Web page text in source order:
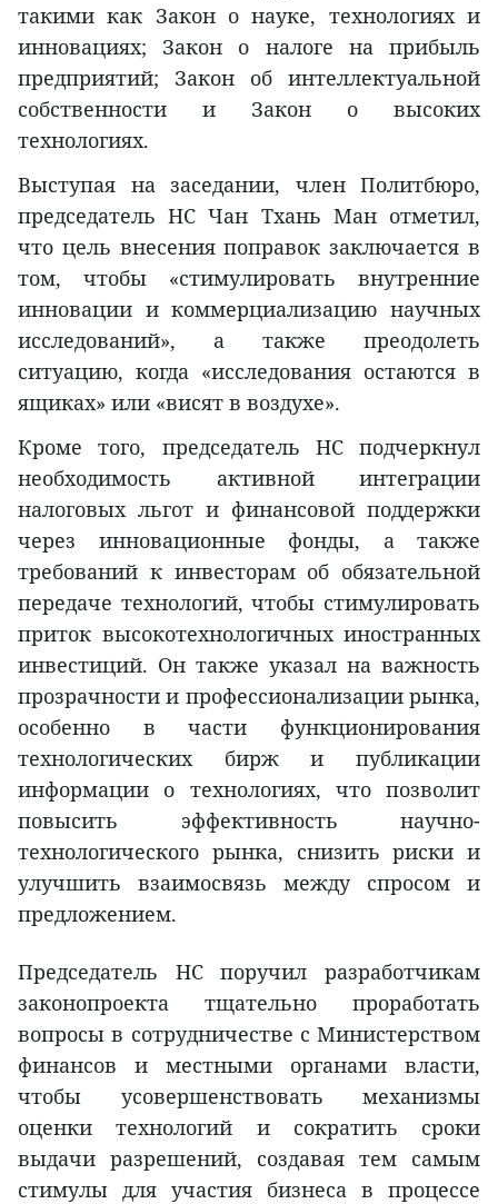
такими как Закон о науке, технологиях и
инновациях; Закон о налоге на прибыль
предприятий; Закон об интеллектуальной
собственности и Закон о высоких
технологиях.
Выступая на заседании, член Политбюро,
председатель НС Чан Тхань Ман отметил,
что цель внесения поправок заключается в
том, чтобы «стимулировать внутренние
инновации и коммерциализацию научных
исследований», а также преодолеть
ситуацию, когда «исследования остаются в
ящиках» или «висят в воздухе».
Кроме того, председатель НС подчеркнул
необходимость активной интеграции
налоговых льгот и финансовой поддержки
через инновационные фонды, а также
требований к инвесторам об обязательной
передаче технологий, чтобы стимулировать
приток высокотехнологичных иностранных
инвестиций. Он также указал на важность
прозрачности и профессионализации рынка,
особенно в части функционирования
технологических бирж и публикации
информации о технологиях, что позволит
повысить эффективность научно-
технологического рынка, снизить риски и
улучшить взаимосвязь между спросом и
предложением.
Председатель НС поручил разработчикам
законопроекта тщательно проработать
вопросы в сотрудничестве с Министерством
финансов и местными органами власти,
чтобы усовершенствовать механизмы
оценки технологий и сократить сроки
выдачи разрешений, создавая тем самым
стимулы для участия бизнеса в процессе